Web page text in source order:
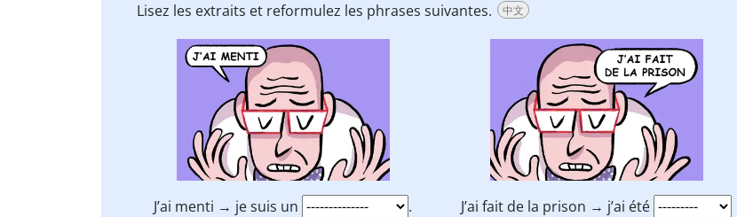
Lisez les extraits et reformulez les phrases suivantes. 中文
J’ai menti → je suis un .
J’ai fait de la prison → j’ai été